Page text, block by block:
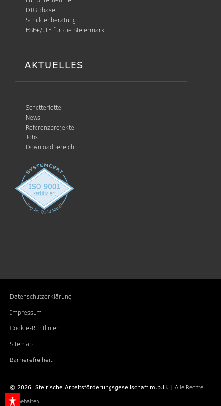
DIGI:base
Schuldenberatung
ESF+/JTF für die Steiermark
AKTUELLES
Schotterlotte
News
Referenzprojekte
Jobs
Downloadbereich
© 2026 Steirische Arbeitsförderungs­gesellschaft m.b.H. | Alle Rechte
vorbehalten.
Datenschutzerklärung
Impressum
Cookie-Richtlinien
Sitemap
Barrierefreiheit